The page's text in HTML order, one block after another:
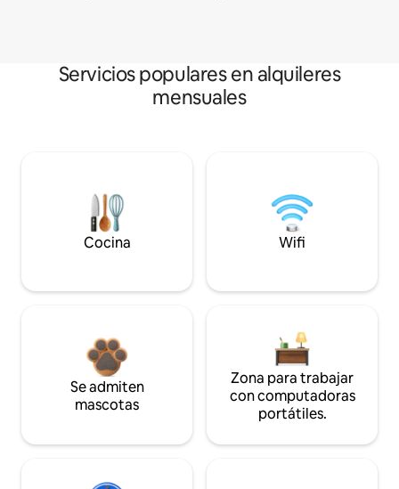
Servicios populares en alquileres
mensuales
Cocina Wifi
Se admiten
mascotas
Zona para trabajar
con computadoras
portátiles.